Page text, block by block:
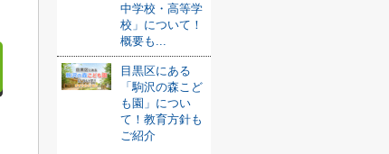
中学校・高等学
校」について！
概要も...
目黒区にある
「駒沢の森こど
も園」につい
て！教育方針も
ご紹介